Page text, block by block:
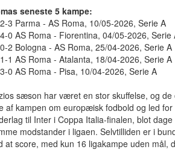
seneste 5 kampe:
3 Parma - AS Roma, 10/05-2026, Serie A
0 AS Roma - Fiorentina, 04/05-2026, Serie
2 Bologna - AS Roma, 25/04-2026, Serie A
1 AS Roma - Atalanta, 18/04-2026, Serie A
0 AS Roma - Pisa, 10/04-2026, Serie A
sæson har været en stor skuffelse, og
af kampen om europæisk fodbold og led
til Inter i Coppa Italia-finalen, blot
modstander i ligaen. Selvtilliden er i
at score, med kun 16 ligakampe uden mål,